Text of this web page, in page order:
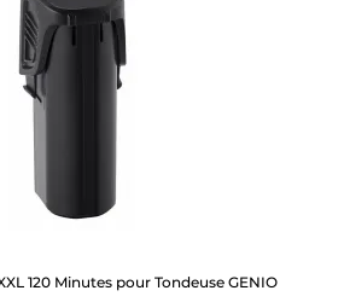
120 Minutes pour Tondeuse GENIO